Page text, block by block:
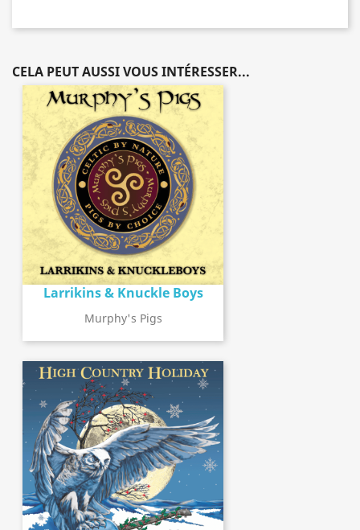
CELA PEUT AUSSI VOUS INTÉRESSER...
Larrikins & Knuckle Boys
Murphy's Pigs